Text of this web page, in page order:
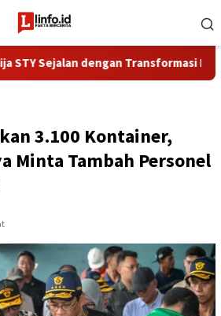
dengan Transformasi Bank Jakarta
3.100 Kontainer,
Minta Tambah Personel